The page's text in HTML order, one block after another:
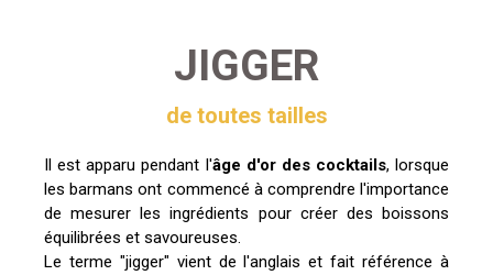
JIGGER
de toutes tailles
Il est apparu pendant l'âge d'or des cocktails, lorsque
les barmans ont commencé à comprendre l'importance
de mesurer les ingrédients pour créer des boissons
équilibrées et savoureuses.
Le terme "jigger" vient de l'anglais et fait référence à